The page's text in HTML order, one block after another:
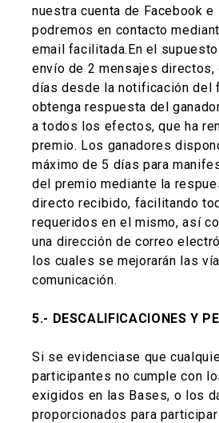
nuestra cuenta de Facebook
podremos en contacto
email facilitada.En el
envío de 2 mensajes directos,
días desde la notificación del
obtenga respuesta del
a todos los efectos, que ha
premio. Los ganadores
máximo de 5 días para
del premio mediante la
directo recibido, facilitando
requeridos en el mismo, así
una dirección de correo
los cuales se mejorarán las
comunicación.
5.- DESCALIFICACIONES Y
Si se evidenciase que
participantes no cumple con
exigidos en las Bases, o los
proporcionados para